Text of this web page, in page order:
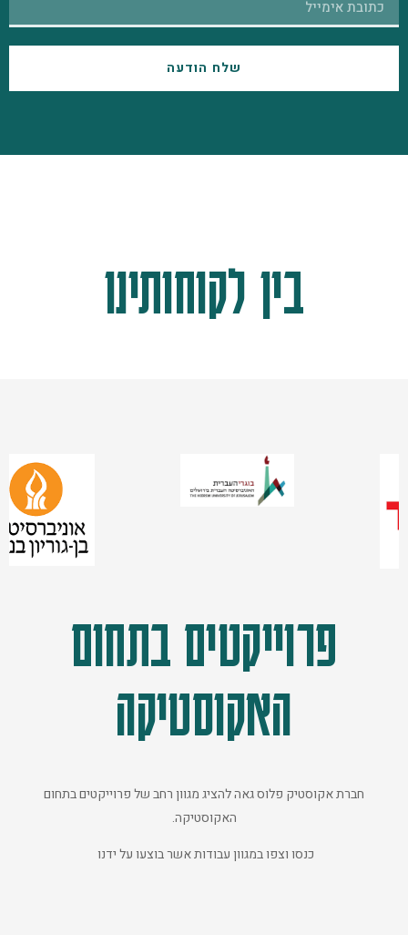
שלח הודעה
בין לקוחותינו
פרוייקטים בתחום
האקוסטיקה
חברת אקוסטיק פלוס גאה להציג מגוון רחב של פרוייקטים בתחום
האקוסטיקה.
כנסו וצפו במגוון עבודות אשר בוצעו על ידנו